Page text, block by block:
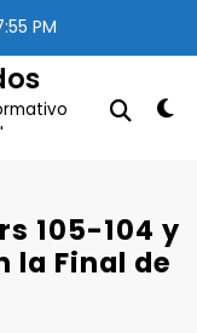
PM
105-104 y
la Final de